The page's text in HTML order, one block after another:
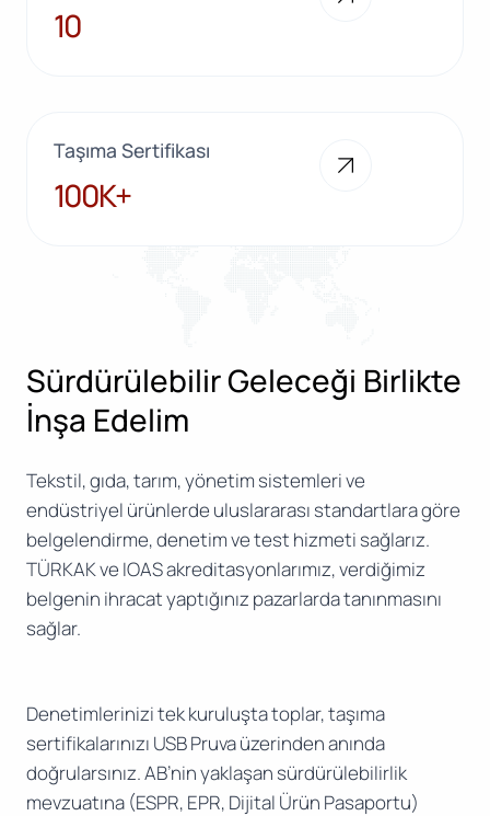
10
10
Taşıma Sertifikası
100K+
100K+
Sürdürülebilir Geleceği Birlikte
İnşa Edelim
Tekstil, gıda, tarım, yönetim sistemleri ve
endüstriyel ürünlerde uluslararası standartlara göre
belgelendirme, denetim ve test hizmeti sağlarız.
TÜRKAK ve IOAS akreditasyonlarımız, verdiğimiz
belgenin ihracat yaptığınız pazarlarda tanınmasını
sağlar.
Denetimlerinizi tek kuruluşta toplar, taşıma
sertifikalarınızı USB Pruva üzerinden anında
doğrularsınız. AB’nin yaklaşan sürdürülebilirlik
mevzuatına (ESPR, EPR, Dijital Ürün Pasaportu)